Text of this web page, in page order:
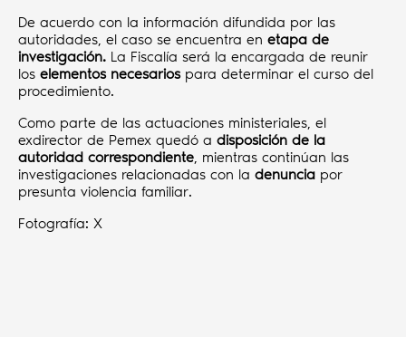
De acuerdo con la información difundida por las
autoridades, el caso se encuentra en etapa de
investigación. La Fiscalía será la encargada de reunir
los elementos necesariospara determinar el curso del
procedimiento.
Como parte de las actuaciones ministeriales, el
exdirector de Pemex quedó a disposición de la
autoridad correspondiente , mientras continúan las
investigaciones relacionadas con la denuncia por
presunta violencia familiar.
Fotografía: X